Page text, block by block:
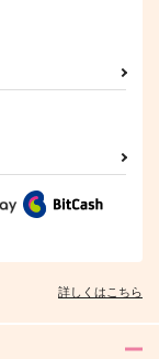
詳しくはこちら